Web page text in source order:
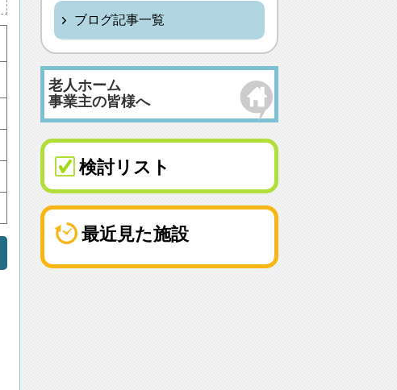
ブログ記事一覧
老人ホーム
事業主の皆様へ
検討リスト
最近見た施設